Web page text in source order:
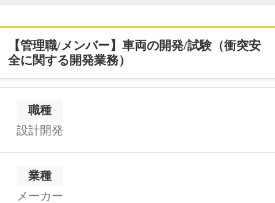
【管理職/メンバー】車両の開発/試験（衝突安
全に関する開発業務）
職種
設計開発
業種
メーカー